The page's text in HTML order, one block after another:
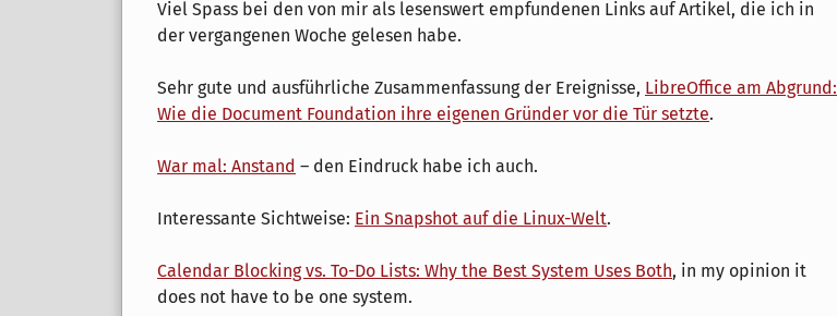
Viel Spass bei den von mir als lesenswert empfundenen Links auf Artikel, die ich in
der vergangenen Woche gelesen habe.
Sehr gute und ausführliche Zusammenfassung der Ereignisse, LibreOffice am Abgrund:
Wie die Document Foundation ihre eigenen Gründer vor die Tür setzte.
War mal: Anstand – den Eindruck habe ich auch.
Interessante Sichtweise: Ein Snapshot auf die Linux-Welt.
Calendar Blocking vs. To-Do Lists: Why the Best System Uses Both, in my opinion it
does not have to be one system.